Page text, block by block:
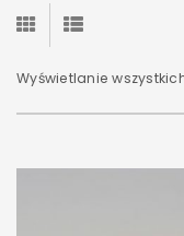
Wyświetlanie